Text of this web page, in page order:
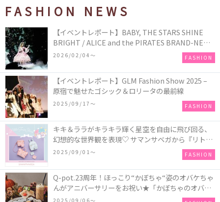
FASHION NEWS
【イベントレポート】BABY, THE STARS SHINE
BRIGHT / ALICE and the PIRATES BRAND-NEW
COLLECTION in TOKYO
2026/02/04〜 FASHION
【イベントレポート】GLM Fashion Show 2025 –
原宿で魅せたゴシック＆ロリータの最前線
2025/09/17〜 FASHION
キキ＆ララがキラキラ輝く星空を自由に飛び回る、
幻想的な世界観を表現♡ サマンサベガから『リトル
ツインスターズ』50周年アニバーサリーイヤー』を
2025/09/01〜 FASHION
Q-pot.23周年！ほっこり“かぼちゃ“姿のオバケちゃ
んがアニバーサリーをお祝い★「かぼちゃのオバケ
ーキアクセサリー」が新発売！Q-pot CAFE.では
2025/09/06〜